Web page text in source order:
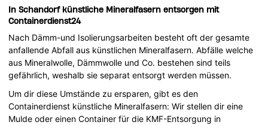
In Schandorf künstliche Mineralfasern entsorgen mit
Containerdienst24
Nach Dämm-und Isolierungsarbeiten besteht oft der gesamte
anfallende Abfall aus künstlichen Mineralfasern. Abfälle welche
aus Mineralwolle, Dämmwolle und Co. bestehen sind teils
gefährlich, weshalb sie separat entsorgt werden müssen.
Um dir diese Umstände zu ersparen, gibt es den
Containerdienst künstliche Mineralfasern: Wir stellen dir eine
Mulde oder einen Container für die KMF-Entsorgung in